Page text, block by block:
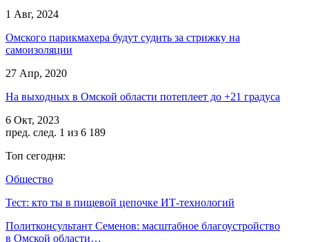
1 Авг, 2024
Омского парикмахера будут судить за стрижку на
самоизоляции
27 Апр, 2020
На выходных в Омской области потеплеет до +21 градуса
6 Окт, 2023
пред. след. 1 из 6 189
Топ сегодня:
Общество
Тест: кто ты в пищевой цепочке ИТ-технологий
Политконсультант Семенов: масштабное благоустройство
в Омской области…